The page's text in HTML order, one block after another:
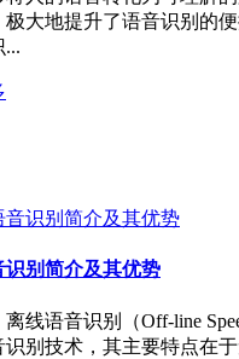
极大地提升了语音识别的
...
识别简介及其优势
识别（Off-line
识别技术，其主要特点在